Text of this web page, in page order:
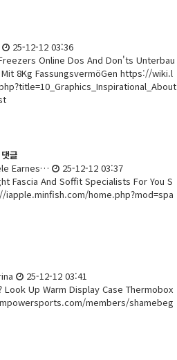
25-12-12 03:36
Online Dos And Don'ts Unterbau
8Kg FassungsvermöGen https://wiki.l
글
Earnes…
25-12-12 03:37
Fascia And Soffit Specialists For You S
iapple.minfish.com/home.php?mod=spa
25-12-12 03:41
Up Warm Display Case Thermobox
members/shamebeg